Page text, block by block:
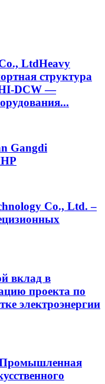
LtdHeavy
структура
DCW —
Gangdi
Co., Ltd. –
вклад в
проекта по
электроэнергии
Промышленная